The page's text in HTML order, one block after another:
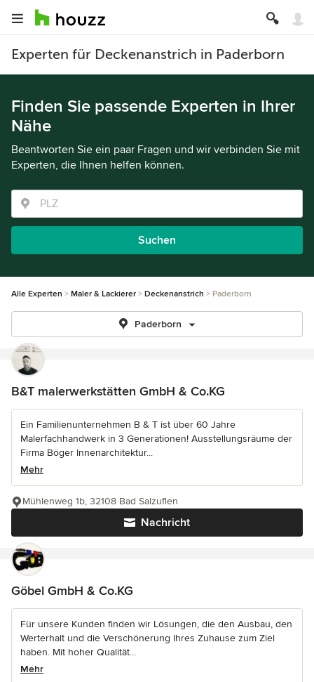
Experten für Deckenanstrich in Paderborn
Finden Sie passende Experten in Ihrer
Nähe
Beantworten Sie ein paar Fragen und wir verbinden Sie mit
Experten, die Ihnen helfen können.
Suchen
Alle Experten Maler & Lackierer Deckenanstrich Paderborn
Paderborn
B&T malerwerkstätten GmbH & Co.KG
Ein Familienunternehmen B & T ist über 60 Jahre
Malerfachhandwerk in 3 Generationen! Ausstellungsräume der
Firma Böger Innenarchitektur...
Mehr
Nachricht
Mühlenweg 1b, 32108 Bad Salzuflen
Göbel GmbH & Co.KG
Für unsere Kunden finden wir Lösungen, die den Ausbau, den
Werterhalt und die Verschönerung Ihres Zuhause zum Ziel
haben. Mit hoher Qualität...
Mehr